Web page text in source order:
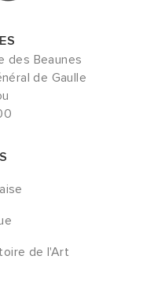
des Beaunes
de Gaulle
de l'Art